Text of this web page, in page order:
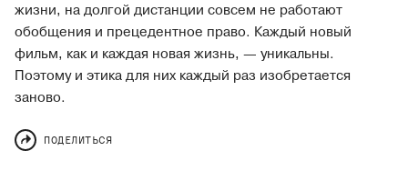
жизни, на долгой дистанции совсем не работают
обобщения и прецедентное право. Каждый новый
фильм, как и каждая новая жизнь, — уникальны.
Поэтому и этика для них каждый раз изобретается
заново.
ПОДЕЛИТЬСЯ